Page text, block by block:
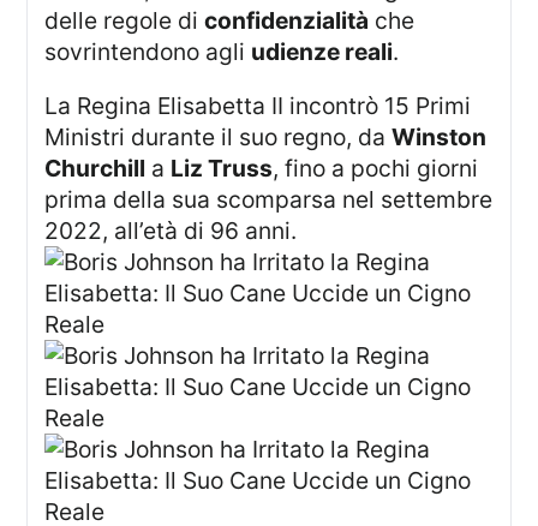
delle regole diconfidenzialità che
sovrintendono agli udienze reali.
La Regina Elisabetta II incontrò 15 Primi
Ministri durante il suo regno, daWinston
Churchill a Liz Truss, fino a pochi giorni
prima della sua scomparsa nel settembre
2022, all’età di 96 anni.